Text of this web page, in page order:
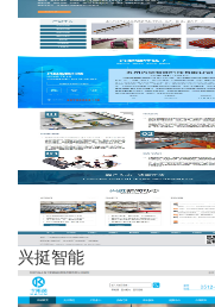
兴挺智能